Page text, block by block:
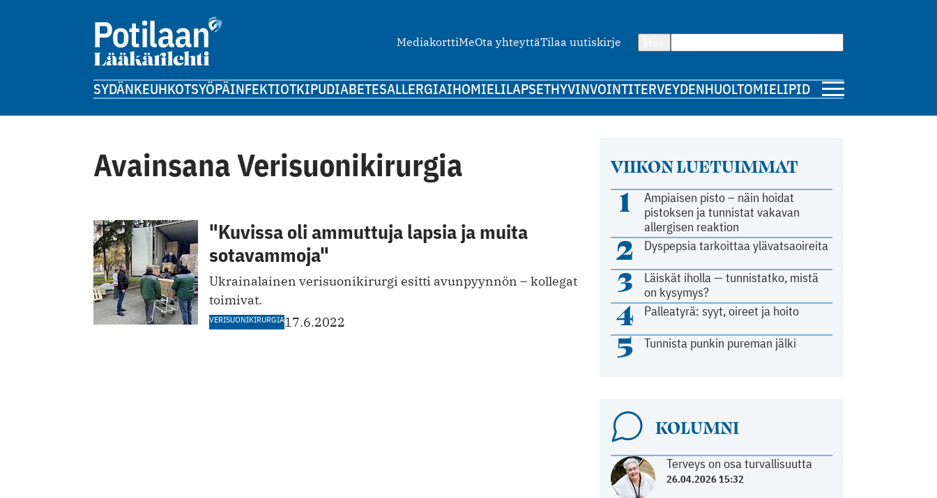
MediakorttiMeOta yhteyttäTilaa uutiskirje
SYDÄNKEUHKOTSYÖPÄINFEKTIOTKIPUDIABETESALLERGIAIHOMIELILAPSETHYVINVOINTITERVEYDENHUOLTOMIELIPIDE
Avainsana Verisuonikirurgia
"Kuvissa oli ammuttuja lapsia ja muita
sotavammoja"
Ukrainalainen verisuonikirurgi esitti avunpyynnön – kollegat
toimivat.
VERISUONIKIRURGIA17.6.2022
VIIKON LUETUIMMAT
1
Ampiaisen pisto – näin hoidat
pistoksen ja tunnistat vakavan
allergisen reaktion
2 Dyspepsia tarkoittaa ylävatsaoireita
3
Läiskät iholla — tunnistatko, mistä
on kysymys?
4 Palleatyrä: syyt, oireet ja hoito
5 Tunnista punkin pureman jälki
KOLUMNI
Terveys on osa turvallisuutta
26.04.2026 15:32